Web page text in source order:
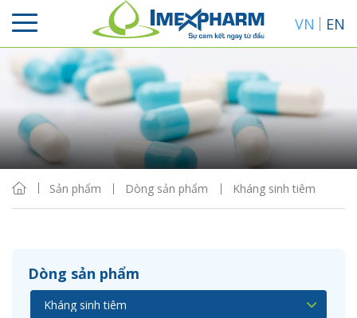
VN EN
Sản phẩm Dòng sản phẩm Kháng sinh tiêm
Dòng sản phẩm
Sắp xếp
Hiển thị